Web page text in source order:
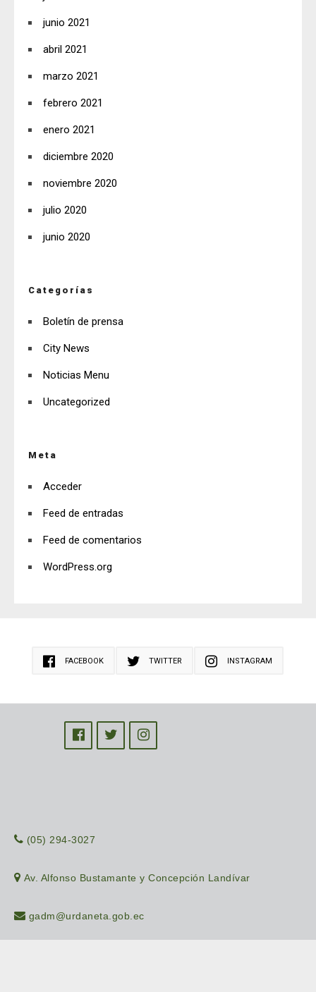
junio 2021
abril 2021
marzo 2021
febrero 2021
enero 2021
diciembre 2020
noviembre 2020
julio 2020
junio 2020
Categorías
Boletín de prensa
City News
Noticias Menu
Uncategorized
Meta
Acceder
Feed de entradas
Feed de comentarios
WordPress.org
FACEBOOK TWITTER INSTAGRAM
(05) 294-3027
Av. Alfonso Bustamante y Concepción Landívar
gadm@urdaneta.gob.ec